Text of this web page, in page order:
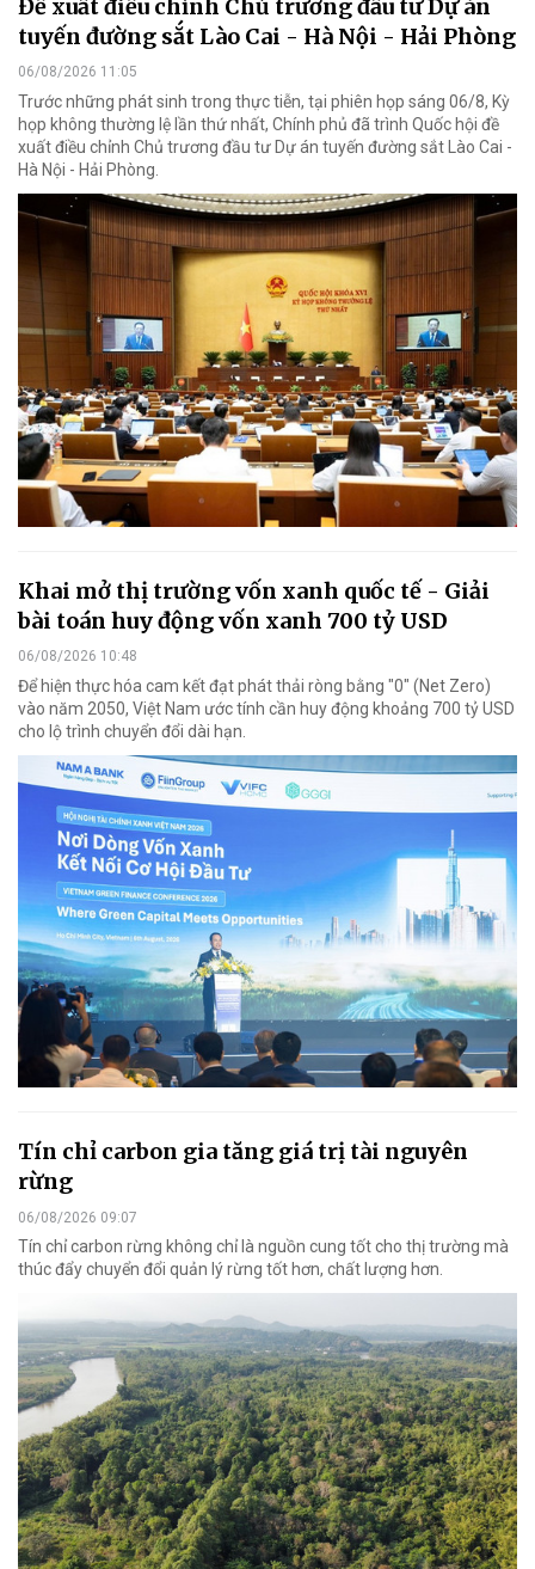
Đề xuất điều chỉnh Chủ trương đầu tư Dự án
tuyến đường sắt Lào Cai - Hà Nội - Hải Phòng
06/08/2026 11:05
Trước những phát sinh trong thực tiễn, tại phiên họp sáng 06/8, Kỳ
họp không thường lệ lần thứ nhất, Chính phủ đã trình Quốc hội đề
xuất điều chỉnh Chủ trương đầu tư Dự án tuyến đường sắt Lào Cai -
Hà Nội - Hải Phòng.
Khai mở thị trường vốn xanh quốc tế - Giải
bài toán huy động vốn xanh 700 tỷ USD
06/08/2026 10:48
Để hiện thực hóa cam kết đạt phát thải ròng bằng "0" (Net Zero)
vào năm 2050, Việt Nam ước tính cần huy động khoảng 700 tỷ USD
cho lộ trình chuyển đổi dài hạn.
Tín chỉ carbon gia tăng giá trị tài nguyên
rừng
06/08/2026 09:07
Tín chỉ carbon rừng không chỉ là nguồn cung tốt cho thị trường mà
thúc đẩy chuyển đổi quản lý rừng tốt hơn, chất lượng hơn.